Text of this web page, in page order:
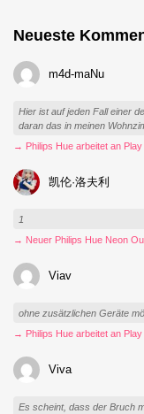
Neueste
m4d-maNu
Hier ist auf jeden Fall einer
daran das in meinen
→ Philips Hue arbeitet an
凯伦·洛夫利
1
→ Neuer Philips Hue Neon
Viav
ohne zusätzlichen Geräte
→ Philips Hue arbeitet an
Viva
Es scheint, dass der Bruch